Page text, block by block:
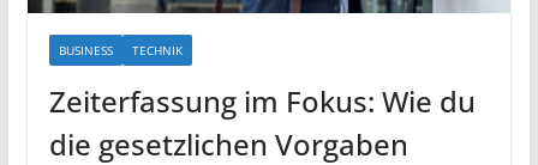
BUSINESS TECHNIK
Zeiterfassung im Fokus: Wie du
die gesetzlichen Vorgaben